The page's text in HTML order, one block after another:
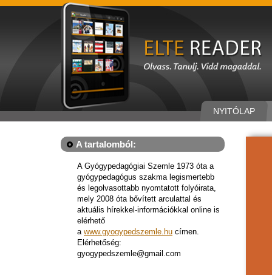
NYITÓLAP
A tartalomból:
A Gyógypedagógiai Szemle 1973 óta a
gyógypedagógus szakma legismertebb
és legolvasottabb nyomtatott folyóirata,
mely 2008 óta bővített arculattal és
aktuális hírekkel-információkkal online is
elérhető
a www.gyogypedszemle.hu címen.
Elérhetőség:
gyogypedszemle@gmail.com